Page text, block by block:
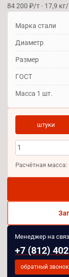
84 200 ₽/т · 17,9
Марка стали
Диаметр
Размер
ГОСТ
Масса 1 шт.
штуки
Расчётная масса:
Менеджер на
+7 (812)
обратный звонок